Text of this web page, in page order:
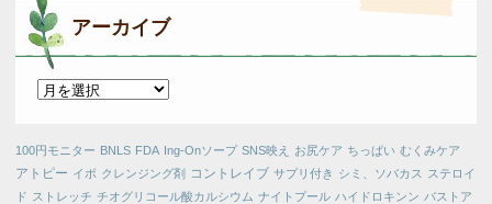
アーカイブ
ア
イ
ブ
100円モニター BNLS FDA Ing-Onソープ SNS映え お尻ケア ちっぱい むくみケア
アトピー イボ クレンジング剤 コントレイブ サプリ付き シミ、ソバカス
ステロイ
ド ストレッチ チオグリコール酸カルシウム ナイトプール ハイドロキンン バストア